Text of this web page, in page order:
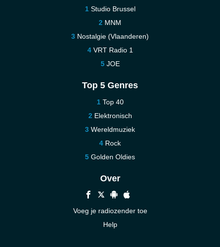
Studio Brussel
MNM
Nostalgie (Vlaanderen)
VRT Radio 1
JOE
Top 5 Genres
Top 40
Elektronisch
Wereldmuziek
Rock
Golden Oldies
Over
Voeg je radiozender toe
Help